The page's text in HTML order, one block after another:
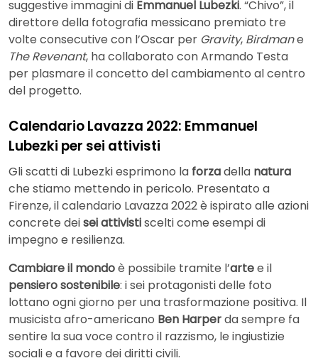
suggestive immagini di Emmanuel Lubezki. “Chivo”, il
direttore della fotografia messicano premiato tre
volte consecutive con l’Oscar per Gravity, Birdmane
The Revenant, ha collaborato con Armando Testa
per plasmare il concetto del cambiamento al centro
del progetto.
Calendario Lavazza 2022: Emmanuel
Lubezki per sei attivisti
Gli scatti di Lubezki esprimono la forzadella natura
che stiamo mettendo in pericolo. Presentato a
Firenze, il calendario Lavazza 2022 è ispirato alle azioni
concrete deisei attivistiscelti come esempi di
impegno e resilienza.
Cambiare il mondoè possibile tramite l’artee il
pensiero sostenibile: i sei protagonisti delle foto
lottano ogni giorno per una trasformazione positiva. Il
musicista afro-americano Ben Harperda sempre fa
sentire la sua voce contro il razzismo, le ingiustizie
sociali e a favore dei diritti civili.